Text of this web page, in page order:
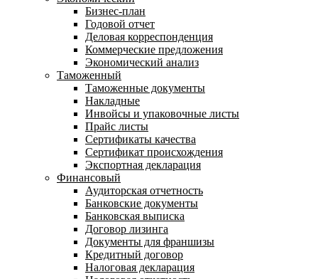
Бизнес-план
Годовой отчет
Деловая корреспонденция
Коммерческие предложения
Экономический анализ
Таможенный
Таможенные документы
Накладные
Инвойсы и упаковочные листы
Прайс листы
Сертификаты качества
Сертификат происхождения
Экспортная декларация
Финансовый
Аудиторская отчетность
Банковские документы
Банковская выписка
Договор лизинга
Документы для франшизы
Кредитный договор
Налоговая декларация